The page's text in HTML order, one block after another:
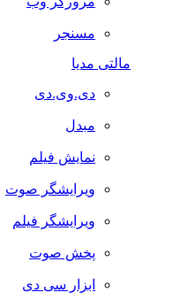
مسنجر
مالتی مدیا
دی.وی.دی
مبدل
نمایش فیلم
ویرایشگر صوت
ویرایشگر فیلم
پخش صوت
ابزار سی دی